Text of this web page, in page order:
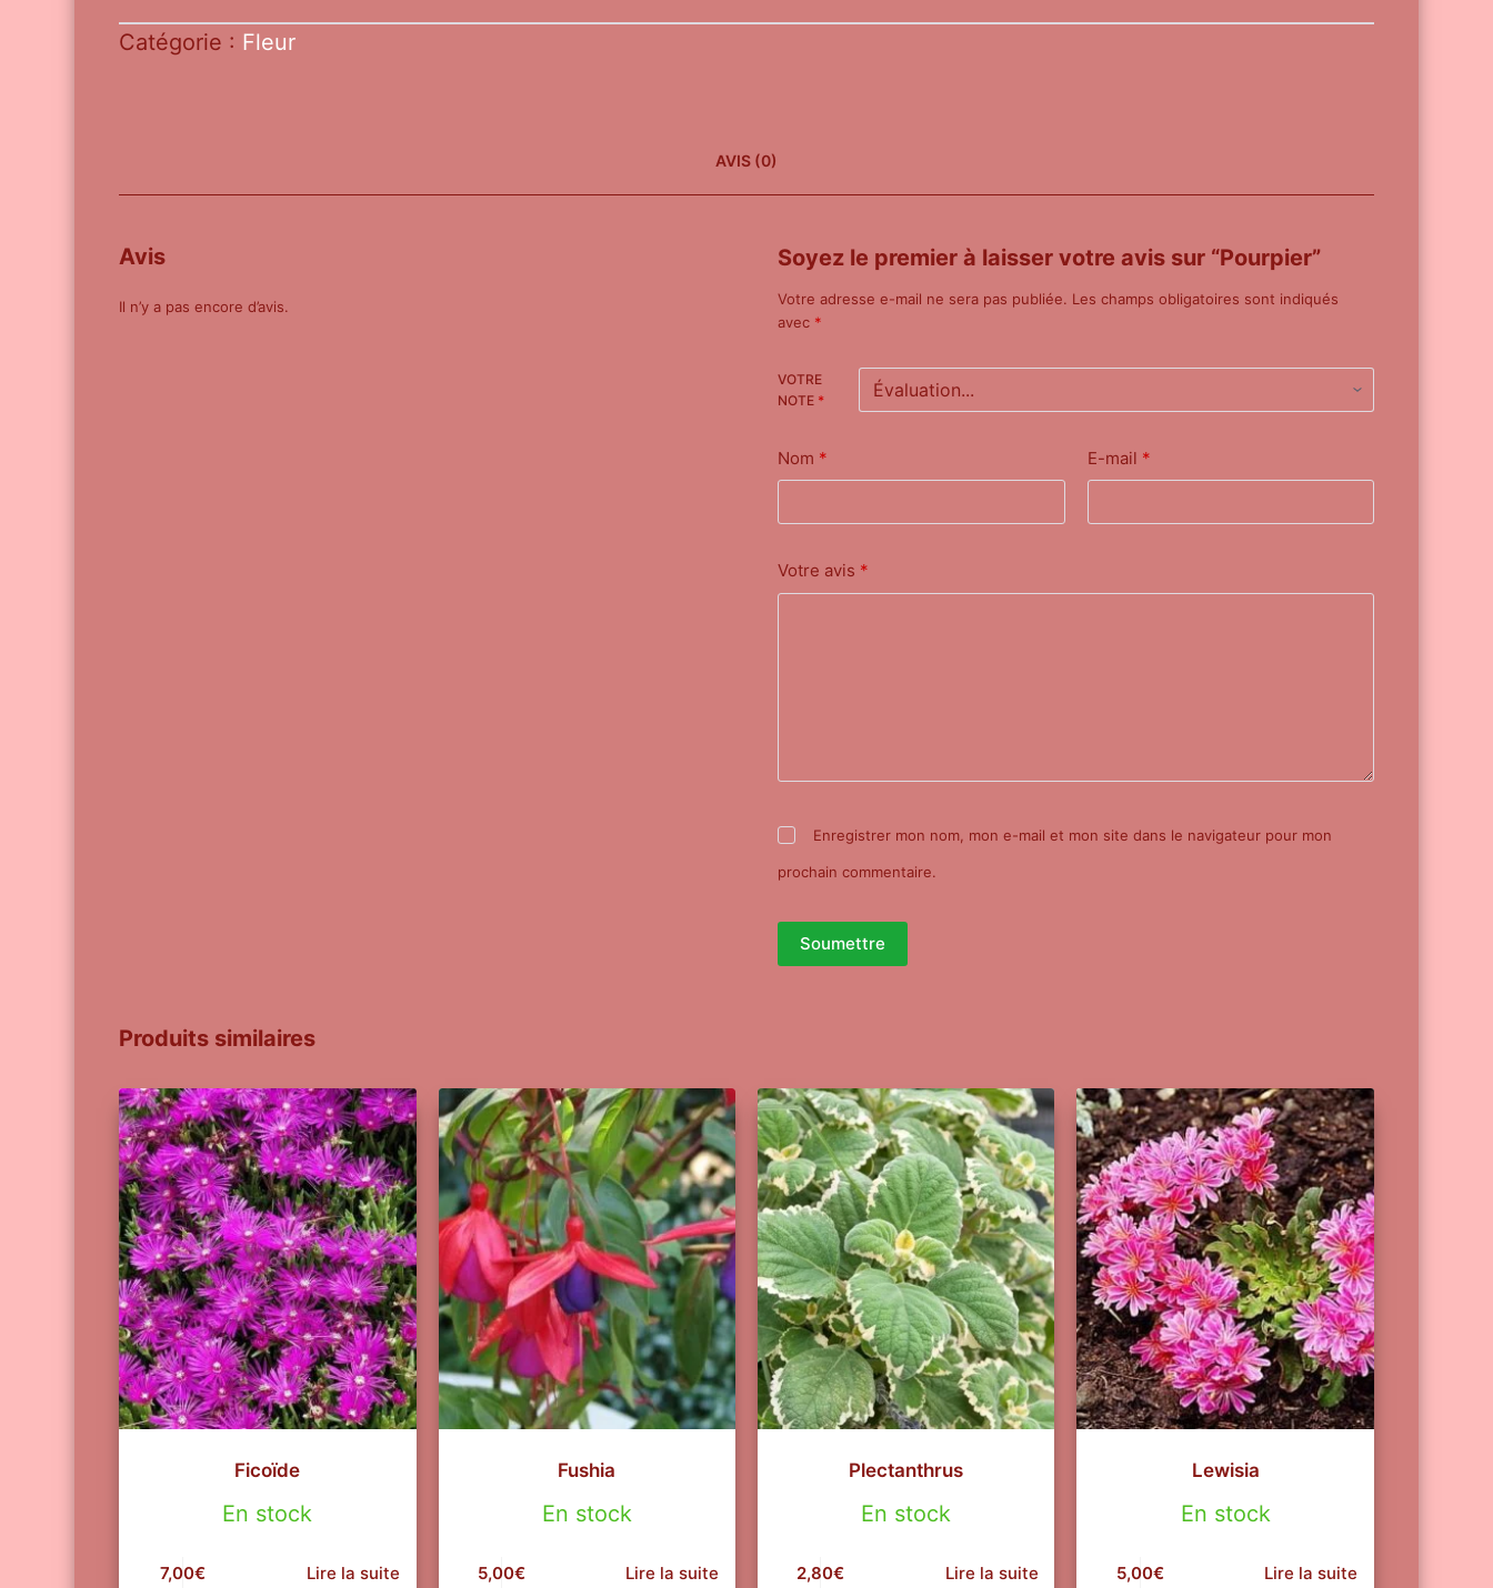
Catégorie : Fleur
AVIS (0)
Avis
Il n’y a pas encore d’avis.
Soyez le premier à laisser votre avis sur “Pourpier”
Votre adresse e-mail ne sera pas publiée. Les champs obligatoires sont indiqués
avec *
VOTRE
NOTE *
Nom * E-mail *
Votre avis *
Enregistrer mon nom, mon e-mail et mon site dans le navigateur pour mon
prochain commentaire.
Soumettre
Produits similaires
Ficoïde
En stock
7,00€ Lire la suite
Fushia
En stock
5,00€ Lire la suite
Plectanthrus
En stock
2,80€ Lire la suite
Lewisia
En stock
5,00€ Lire la suite